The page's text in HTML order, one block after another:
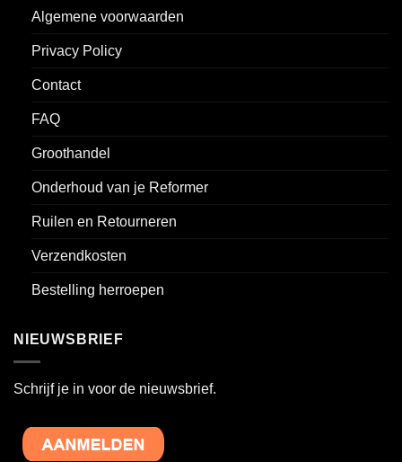
Algemene voorwaarden
Privacy Policy
Contact
FAQ
Groothandel
Onderhoud van je Reformer
Ruilen en Retourneren
Verzendkosten
Bestelling herroepen
NIEUWSBRIEF
Schrijf je in voor de nieuwsbrief.